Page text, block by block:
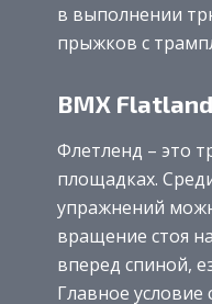
в выполнении
прыжков с
BMX Flatland
Флетленд – это
площадках.
упражнений
вращение стоя
вперед спиной,
Главное